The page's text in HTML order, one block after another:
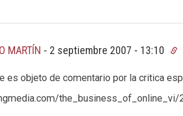
MARTÍN - 2 septiembre 2007 - 13:10
es objeto de comentario por la critica